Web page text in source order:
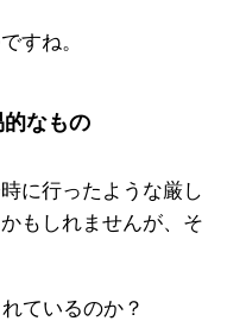
すね。
なもの
に行ったような厳し
もしれませんが、そ
ているのか？